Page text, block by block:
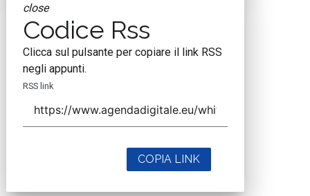
close
Codice Rss
Clicca sul pulsante per copiare il link RSS
negli appunti.
RSS link
COPIA LINK